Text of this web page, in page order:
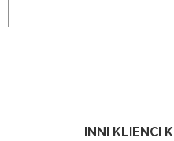
INNI KLIENCI